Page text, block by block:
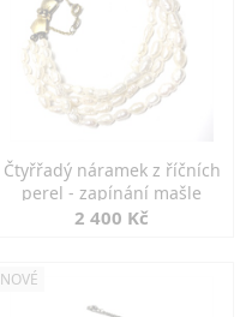
Čtyřřadý náramek z říčních
perel - zapínání mašle
2 400 Kč
NOVÉ